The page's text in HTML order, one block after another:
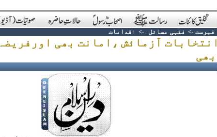
فہرست -> فقہی مسائل -> اقدامات
انتخابات آزمائش ،امانت بھی اورفریضہ